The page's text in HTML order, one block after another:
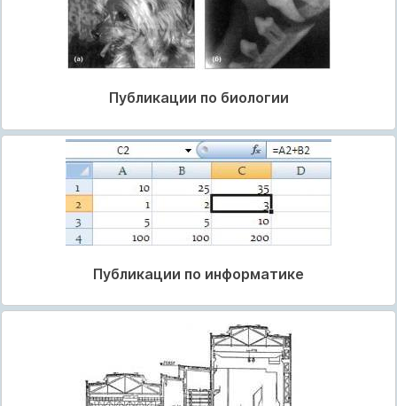
Публикации по биологии
Публикации по информатике